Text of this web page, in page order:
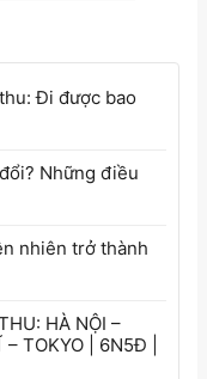
Đi được bao
Những điều
nhiên trở thành
HÀ NỘI –
TOKYO | 6N5Đ |